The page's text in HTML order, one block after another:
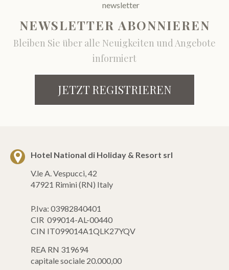
NEWSLETTER ABONNIEREN
Bleiben Sie über alle Neuigkeiten und Angebote
informiert
JETZT REGISTRIEREN
Hotel National di Holiday & Resort srl
V.le A. Vespucci, 42
47921 Rimini (RN) Italy
P.Iva: 03982840401
CIR 099014-AL-00440
CIN IT099014A1QLK27YQV
REA RN 319694
capitale sociale 20.000,00